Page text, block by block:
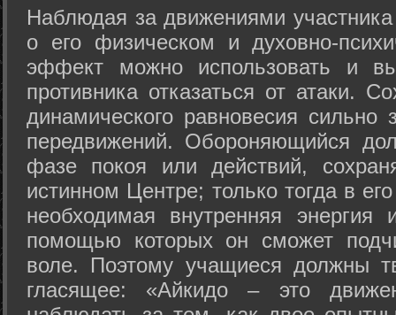
Hаблюдая за движениями
о его физическом и духовно-
эффект можно использовать и
противника отказаться от атаки.
динамического равновесия сильно
передвижений. Обороняющийся
фазе покоя или действий,
истинном Центре; только тогда в
необходимая внутренняя
помощью которых он сможет
воле. Поэтому учащиеся должны
гласящее: «Айкидо – это